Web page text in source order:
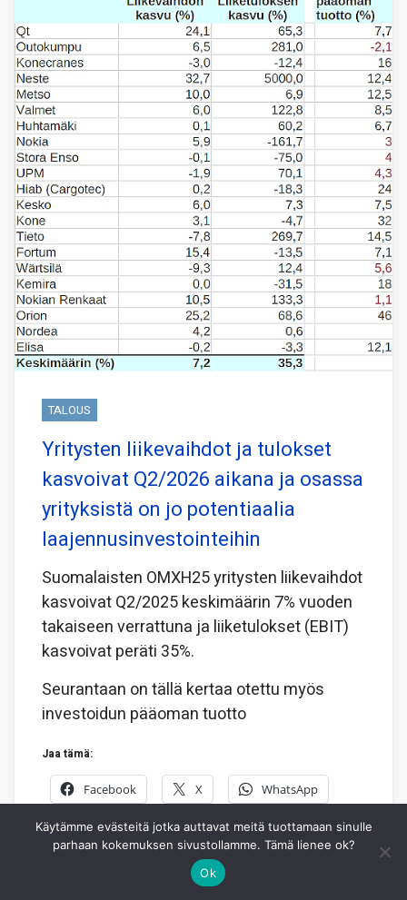
TALOUS
Yritysten liikevaihdot ja tulokset
kasvoivat Q2/2026 aikana ja osassa
yrityksistä on jo potentiaalia
laajennusinvestointeihin
Suomalaisten OMXH25 yritysten liikevaihdot
kasvoivat Q2/2025 keskimäärin 7% vuoden
takaiseen verrattuna ja liiketulokset (EBIT)
kasvoivat peräti 35%.
Seurantaan on tällä kertaa otettu myös
investoidun pääoman tuotto
Jaa tämä:
Facebook X WhatsApp
8.8.2026 PIKSU TOIMITUS 0
Käytämme evästeitä jotka auttavat meitä tuottamaan sinulle
parhaan kokemuksen sivustollamme. Tämä lienee ok?
Ok